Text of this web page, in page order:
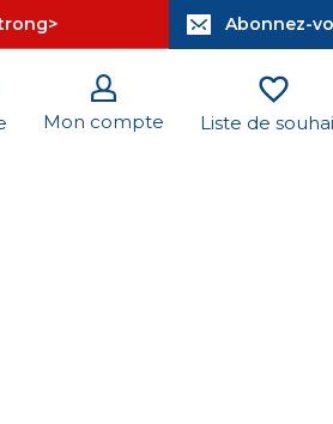
Abonnez-
Mon compte Liste de